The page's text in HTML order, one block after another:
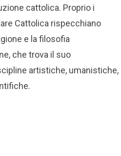
cattolica. Proprio i
Cattolica rispecchiano
e la filosofia
che trova il suo
artistiche, umanistiche,